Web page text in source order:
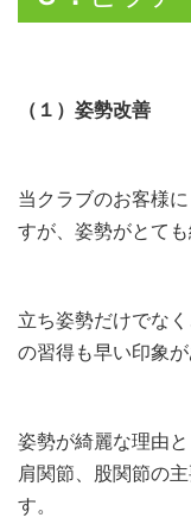
（１）姿勢改善
当クラブのお客様
すが、姿勢がとても
立ち姿勢だけでな
の習得も早い印象が
姿勢が綺麗な理由
肩関節、股関節の
す。